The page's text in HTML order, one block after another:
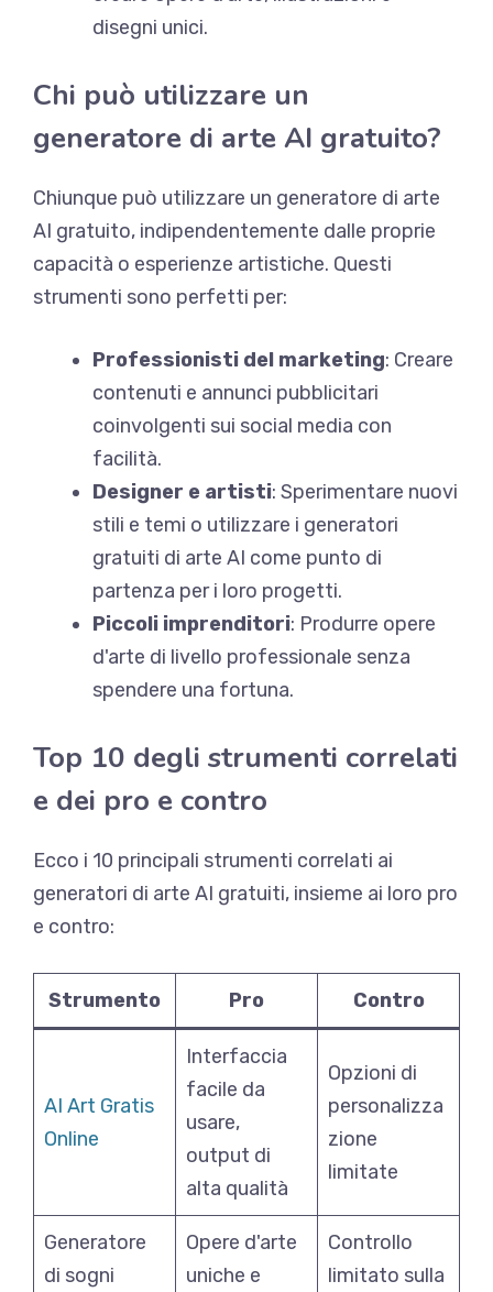
disegni unici.
Chi può utilizzare un
generatore di arte AI gratuito?
Chiunque può utilizzare un generatore di arte
AI gratuito, indipendentemente dalle proprie
capacità o esperienze artistiche. Questi
strumenti sono perfetti per:
Professionisti del marketing: Creare
contenuti e annunci pubblicitari
coinvolgenti sui social media con
facilità.
Designer e artisti: Sperimentare nuovi
stili e temi o utilizzare i generatori
gratuiti di arte AI come punto di
partenza per i loro progetti.
Piccoli imprenditori: Produrre opere
d'arte di livello professionale senza
spendere una fortuna.
Top 10 degli strumenti correlati
e dei pro e contro
Ecco i 10 principali strumenti correlati ai
generatori di arte AI gratuiti, insieme ai loro pro
e contro:
Strumento Pro Contro
AI Art Gratis
Online
Interfaccia
facile da
usare,
output di
alta qualità
Opzioni di
personalizza
zione
limitate
Generatore
di sogni
Opere d'arte
uniche e
Controllo
limitato sulla